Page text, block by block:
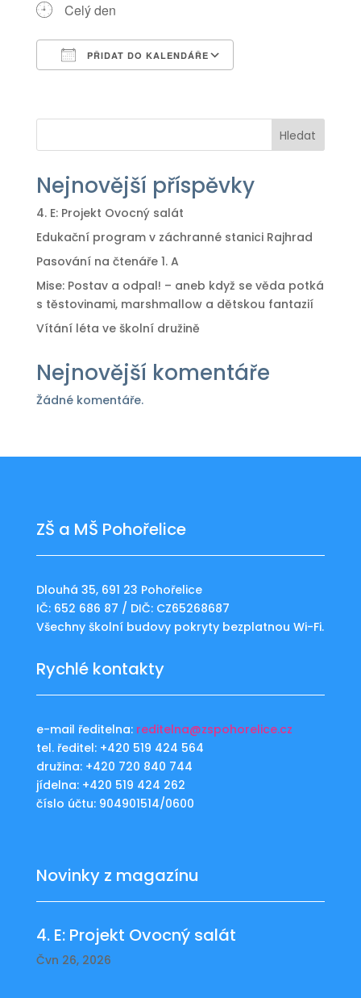
Celý den
PŘIDAT DO KALENDÁŘE
Hledat
Nejnovější příspěvky
4. E: Projekt Ovocný salát
Edukační program v záchranné stanici Rajhrad
Pasování na čtenáře 1. A
Mise: Postav a odpal! – aneb když se věda potká
s těstovinami, marshmallow a dětskou fantazií
Vítání léta ve školní družině
Nejnovější komentáře
Žádné komentáře.
ZŠ a MŠ Pohořelice
Dlouhá 35, 691 23 Pohořelice
IČ: 652 686 87 / DIČ: CZ65268687
Všechny školní budovy pokryty bezplatnou Wi-Fi.
Rychlé kontakty
e-mail ředitelna: reditelna@zspohorelice.cz
tel. ředitel: +420 519 424 564
družina: +420 720 840 744
jídelna: +420 519 424 262
číslo účtu: 904901514/0600
Novinky z magazínu
4. E: Projekt Ovocný salát
Čvn 26, 2026